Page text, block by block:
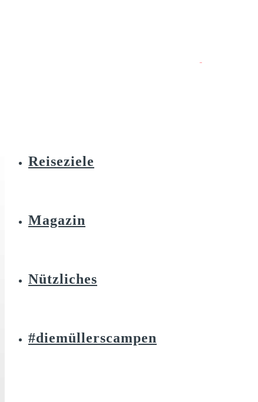
Reiseziele
Magazin
Nützliches
#diemüllerscampen